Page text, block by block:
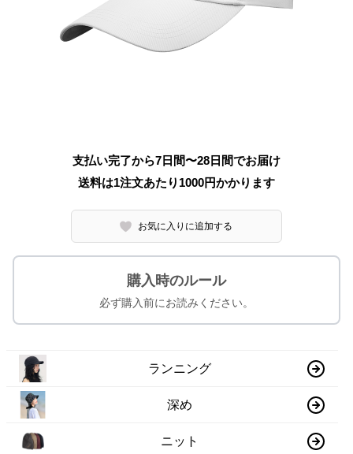
支払い完了から7日間〜28日間でお届け
送料は1注文あたり 1000円かかります
お気に入りに追加する
購入時のルール
必ず購入前にお読みください。
ランニング
深め
ニット